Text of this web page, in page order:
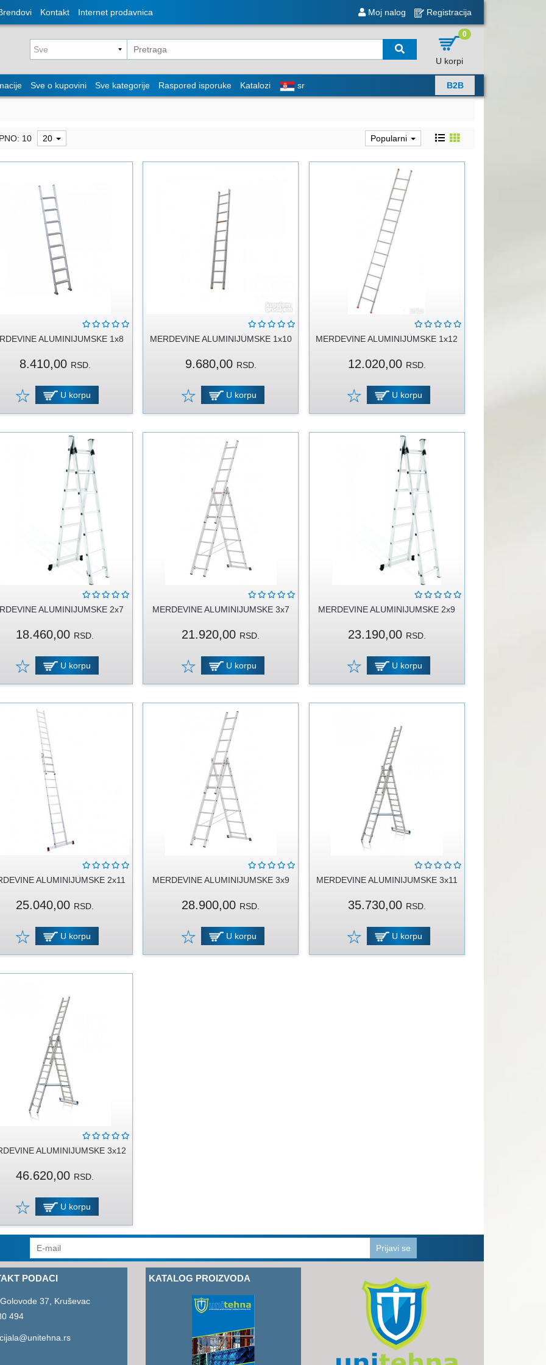
Kontakt Internet prodavnica Moj nalog Registracija
0
U korpi
Sve o kupovini Sve kategorije Raspored isporuke Katalozi sr B2B
10 20 Popularni
ALUMINIJUMSKE 1x8
8.410,00 RSD.
U korpu
MERDEVINE ALUMINIJUMSKE 1x10
9.680,00 RSD.
U korpu
MERDEVINE ALUMINIJUMSKE 1x12
12.020,00 RSD.
U korpu
ALUMINIJUMSKE 2x7
18.460,00 RSD.
U korpu
MERDEVINE ALUMINIJUMSKE 3x7
21.920,00 RSD.
U korpu
MERDEVINE ALUMINIJUMSKE 2x9
23.190,00 RSD.
U korpu
ALUMINIJUMSKE 2x11
25.040,00 RSD.
U korpu
MERDEVINE ALUMINIJUMSKE 3x9
28.900,00 RSD.
U korpu
MERDEVINE ALUMINIJUMSKE 3x11
35.730,00 RSD.
U korpu
ALUMINIJUMSKE 3x12
46.620,00 RSD.
U korpu
Prijavi se
PODACI
37, Kruševac
494
KATALOG PROIZVODA